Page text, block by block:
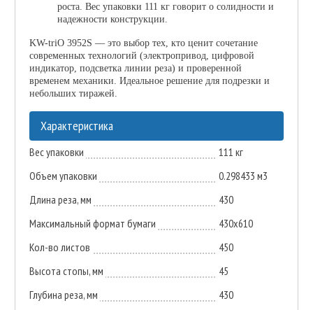
роста. Вес упаковки 111 кг говорит о солидности и
надежности конструкции.
KW-triO 3952S — это выбор тех, кто ценит сочетание
современных технологий (электропривод, цифровой
индикатор, подсветка линии реза) и проверенной
временем механики. Идеальное решение для подрезки и
небольших тиражей.
Характеристика
Вес упаковки
111 кг
Объем упаковки
0.298433 м3
Длина реза, мм
430
Максимальный формат бумаги
430х610
Кол-во листов
450
Высота стопы, мм
45
Глубина реза, мм
430